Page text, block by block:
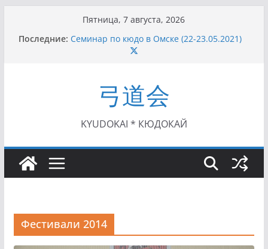
содержимому
Пятница, 7 августа, 2026
Последние: Семинар по кюдо в Омске (22-23.05.2021)
Чемпионат Росcии, Дёмино (2-5.09.2021)
II Кубок Посла Японии в России по Кюдо,
Орёл (25.07.2021)
I этап Кубка Московской области по Кюдо /
Сейдокан II (27.06.2021)
弓道会
KYUDOKAI * КЮДОКАЙ
Фестивали 2014